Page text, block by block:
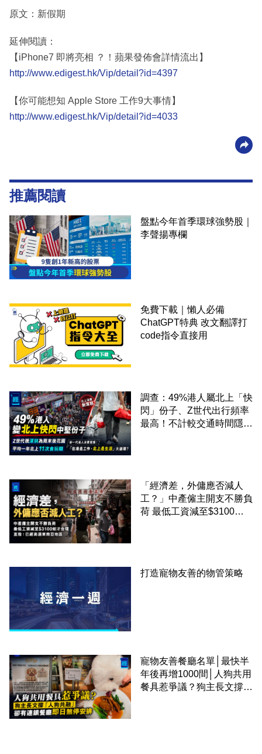
原文：新假期
延伸閱讀：
【iPhone7 即將亮相 ？！蘋果發佈會詳情流出】
http://www.edigest.hk/Vip/detail?id=4397
【你可能想知 Apple Store 工作9大事情】
http://www.edigest.hk/Vip/detail?id=4033
推薦閱讀
盤點今年首季環球強勢股｜
李聲揚專欄
免費下載｜懶人必備
ChatGPT特典 改文翻譯打
code指令直接用
調查：49%港人屬北上「快
閃」份子、Z世代出行頻率
最高！不計較交通時間隱形
「經濟差，外傭應否減人
工？」中產僱主開支不勝負
荷 最低工資減至$3100蚊
打造寵物友善的物管策略
寵物友善餐廳名單│最快半
年後再增1000間│人狗共用
餐具惹爭議？狗主長文撐